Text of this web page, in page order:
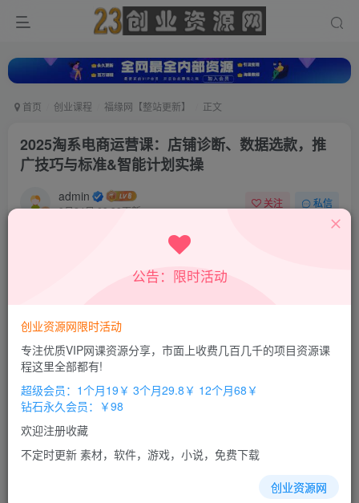
首页 创业课程 福缘网【整站更新】 正文
2025淘系电商运营课：店铺诊断、数据选款，推
广技巧与标准&智能计划实操
admin
9月24日 09:39更新
关注 私信
超级会员
立即购买
您当前未登录！建议登陆后购买，办理会员包月更省钱，可保存购
公告：限时活动
创业资源网限时活动
专注优质VIP网课资源分享，市面上收费几百几千的项目资源课
程这里全部都有!
超级会员：1个月19￥ 3个月29.8￥ 12个月68￥
钻石永久会员：￥98
欢迎注册收藏
不定时更新 素材，软件，游戏，小说，免费下载
创业资源网